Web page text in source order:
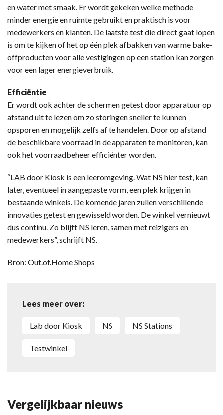
en water met smaak. Er wordt gekeken welke methode
minder energie en ruimte gebruikt en praktisch is voor
medewerkers en klanten. De laatste test die direct gaat lopen
is om te kijken of het op één plek afbakken van warme bake-
offproducten voor alle vestigingen op een station kan zorgen
voor een lager energieverbruik.
Efficiëntie
Er wordt ook achter de schermen getest door apparatuur op
afstand uit te lezen om zo storingen sneller te kunnen
opsporen en mogelijk zelfs af te handelen. Door op afstand
de beschikbare voorraad in de apparaten te monitoren, kan
ook het voorraadbeheer efficiënter worden.
“LAB door Kiosk is een leeromgeving. Wat NS hier test, kan
later, eventueel in aangepaste vorm, een plek krijgen in
bestaande winkels. De komende jaren zullen verschillende
innovaties getest en gewisseld worden. De winkel vernieuwt
dus continu. Zo blijft NS leren, samen met reizigers en
medewerkers”, schrijft NS.
Bron: Out.of.Home Shops
Lees meer over:
Lab door Kiosk NS NS Stations
testwinkel
Vergelijkbaar nieuws